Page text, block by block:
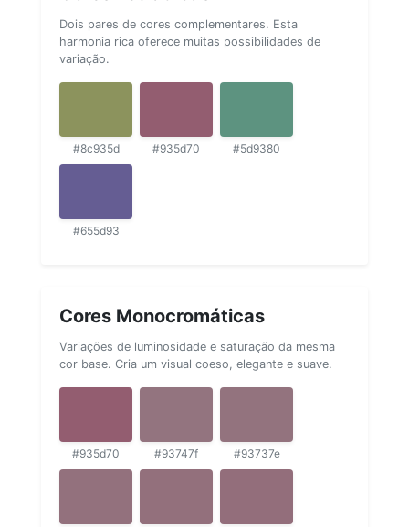
Dois pares de cores complementares. Esta
harmonia rica oferece muitas possibilidades de
variação.
#8c935d #935d70 #5d9380
#655d93
Cores Monocromáticas
Variações de luminosidade e saturação da mesma
cor base. Cria um visual coeso, elegante e suave.
#935d70 #93747f #93737e